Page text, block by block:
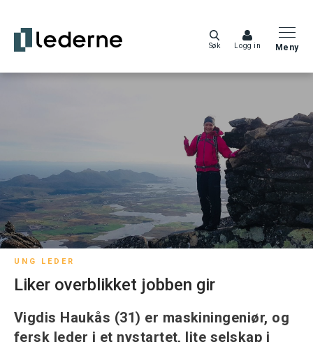
Søk Logg in Meny
UNG LEDER
Liker overblikket jobben gir
Vigdis Haukås (31) er maskiningeniør, og
fersk leder i et nystartet, lite selskap i